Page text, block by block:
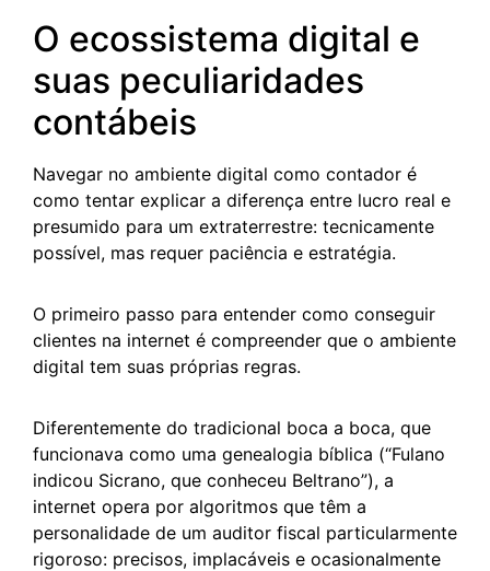
O ecossistema digital e
suas peculiaridades
contábeis
Navegar no ambiente digital como contador é
como tentar explicar a diferença entre lucro real e
presumido para um extraterrestre: tecnicamente
possível, mas requer paciência e estratégia.
O primeiro passo para entender como conseguir
clientes na internet é compreender que o ambiente
digital tem suas próprias regras.
Diferentemente do tradicional boca a boca, que
funcionava como uma genealogia bíblica (“Fulano
indicou Sicrano, que conheceu Beltrano”), a
internet opera por algoritmos que têm a
personalidade de um auditor fiscal particularmente
rigoroso: precisos, implacáveis e ocasionalmente